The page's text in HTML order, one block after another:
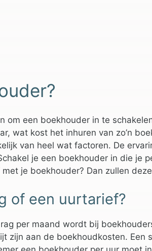
om een boekhouder in te
wat kost het inhuren van zo’n
van heel wat factoren. De
je een boekhouder in die je
je boekhouder? Dan zullen
of een uurtarief?
per maand wordt bij
zijn aan de boekhoudkosten.